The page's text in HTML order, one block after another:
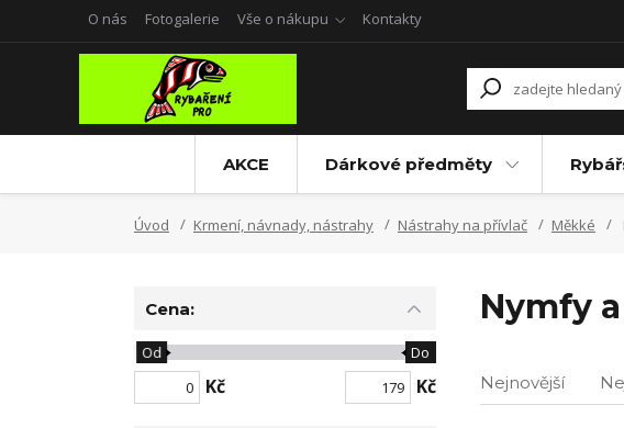
O nás Fotogalerie Vše o nákupu Kontakty
AKCE Dárkové předměty
Úvod Krmení, návnady, nástrahy Nástrahy na přívlač Měkké
Nymfy
Nejnovější
Cena:
Kč
Od Do
Kč